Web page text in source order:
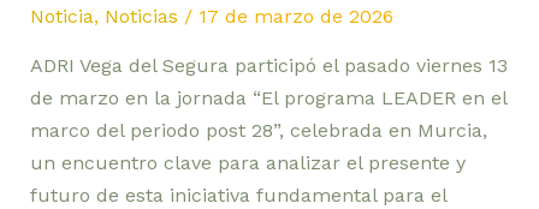
Noticia, Noticias / 17 de marzo de 2026
ADRI Vega del Segura participó el pasado viernes 13
de marzo en la jornada “El programa LEADER en el
marco del periodo post 28”, celebrada en Murcia,
un encuentro clave para analizar el presente y
futuro de esta iniciativa fundamental para el
de
Murcia